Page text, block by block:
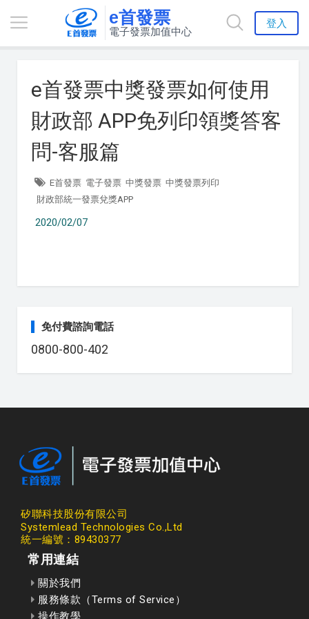
e首發票
電子發票加值中心
登入
e首發票中獎發票如何使用
財政部 APP免列印領獎答客
問-客服篇
E首發票 電子發票 中獎發票 中獎發票列印
財政部統一發票兌獎APP
2020/02/07
免付費諮詢電話
0800-800-402
矽聯科技股份有限公司
Systemlead Technologies Co.,Ltd
統一編號：89430377
常用連結
關於我們
服務條款（Terms of Service）
操作教學